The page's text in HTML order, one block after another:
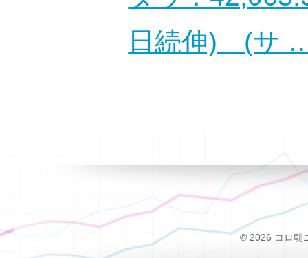
日続伸) (
© 2026 コロ朝